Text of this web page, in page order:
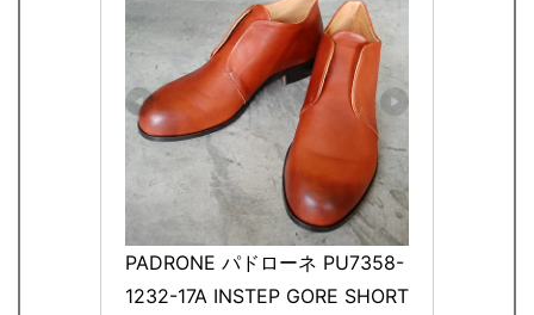
PADRONE パドローネ PU7358-
1232-17A INSTEP GORE SHORT